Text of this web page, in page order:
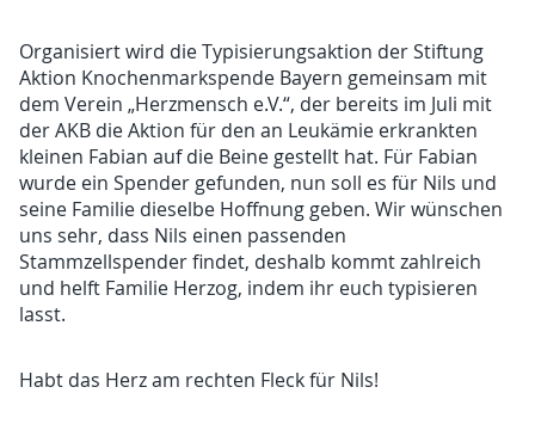
Organisiert wird die Typisierungsaktion der Stiftung
Aktion Knochenmarkspende Bayern gemeinsam mit
dem Verein „Herzmensch e.V.“, der bereits im Juli mit
der AKB die Aktion für den an Leukämie erkrankten
kleinen Fabian auf die Beine gestellt hat. Für Fabian
wurde ein Spender gefunden, nun soll es für Nils und
seine Familie dieselbe Hoffnung geben. Wir wünschen
uns sehr, dass Nils einen passenden
Stammzellspender findet, deshalb kommt zahlreich
und helft Familie Herzog, indem ihr euch typisieren
lasst.
Habt das Herz am rechten Fleck für Nils!